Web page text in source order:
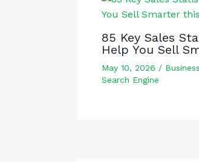
85 Key Sales
Help You Sell
May 10, 2026 / Business
Search Engine